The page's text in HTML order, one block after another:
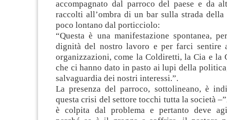
accompagnato dal parroco del paese e da
raccolti all’ombra di un bar sulla strada della
poco lontano dal porticciolo:
“Questa è una manifestazione spontanea,
dignità del nostro lavoro e per farci sentire
organizzazioni, come la Coldiretti, la Cia e la
che ci hanno dato in pasto ai lupi della
salvaguardia dei nostri interessi.”.
La presenza del parroco, sottolineano, è
questa crisi del settore tocchi tutta la società
è colpita dal problema e pertanto deve